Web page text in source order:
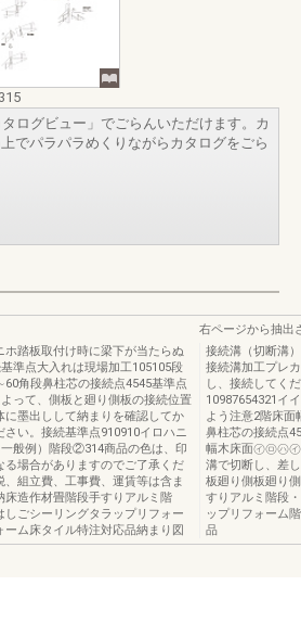
ログビュー」でごらんいただけます。カ
でパラパラめくりながらカタログをごら
ホ踏板取付け時に梁下が当たらぬ
準点大入れは現場加工105105段
角段鼻柱芯の接続点4545基準点
って、側板と廻り側板の接続位置
墨出しして納まりを確認してか
さい。接続基準点910910イロハニ
般例）階段②314商品の色は、印
場合がありますのでご了承くだ
組立費、工事費、運賃等は含ま
造作材畳階段手すりアルミ階
ごシーリングタラップリフォー
ム床タイル特注対応品納まり図
右ページから抽出
接続溝（切断溝
接続溝加工プレ
し、接続してく
10987654321イ
よう注意2階床面
鼻柱芯の接続点
幅木床面㋑㋺㋩
溝で切断し、差
板廻り側板廻り
すりアルミ階段
ップリフォーム
品